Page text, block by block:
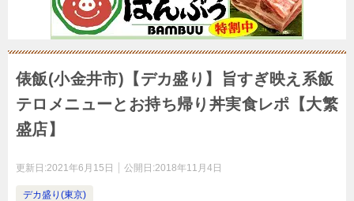
俵飯(小金井市)【デカ盛り】旨すぎ映え系飯
テロメニューとお持ち帰り丼実食レポ【大繁
盛店】
更新日:2021年6月15日 公開日:2018年11月4日
デカ盛り(東京)